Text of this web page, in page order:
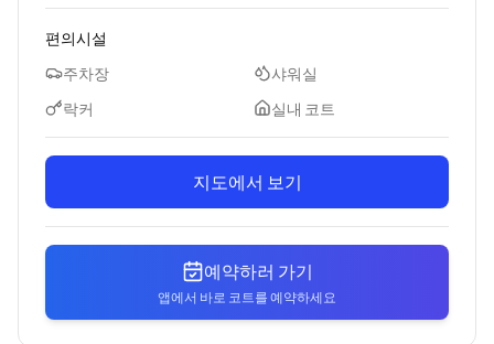
편의시설
주차장
샤워실
락커
실내 코트
지도에서 보기
예약하러 가기
앱에서 바로 코트를 예약하세요